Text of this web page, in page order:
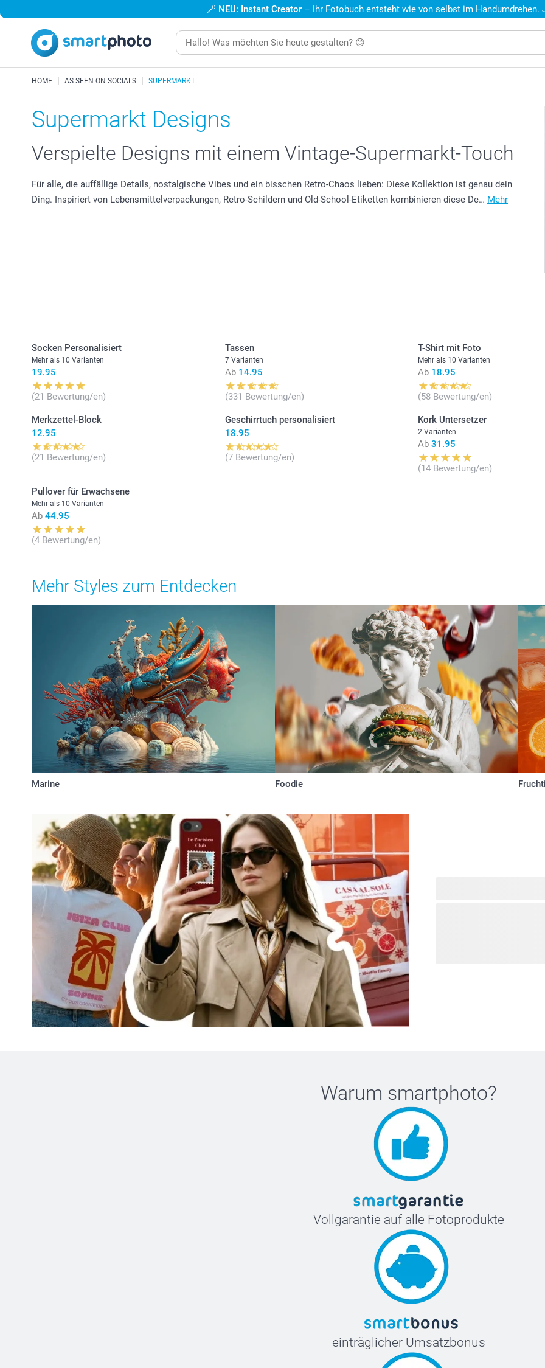
🪄 NEU: Instant Creator – Ihr Fotobuch entsteht wie von selbst im Handumdrehen.
HOME AS SEEN ON SOCIALS SUPERMARKT
Supermarkt Designs
Verspielte Designs mit einem Vintage-Supermarkt-Touch
Für alle, die auffällige Details, nostalgische Vibes und ein bisschen Retro-Chaos lieben: Diese Kollektion ist genau dein
Ding. Inspiriert von Lebensmittelverpackungen, Retro-Schildern und Old-School-Etiketten kombinieren diese De… Mehr
Socken Personalisiert
Mehr als 10 Varianten
19.95
(21 Bewertung/en)
Tassen
7 Varianten
Ab 14.95
(331 Bewertung/en)
T-Shirt mit Foto
Mehr als 10 Varianten
Ab 18.95
(58 Bewertung/en)
Merkzettel-Block
12.95
(21 Bewertung/en)
Geschirrtuch personalisiert
18.95
(7 Bewertung/en)
Kork Untersetzer
2 Varianten
Ab 31.95
(14 Bewertung/en)
Pullover für Erwachsene
Mehr als 10 Varianten
Ab 44.95
(4 Bewertung/en)
Mehr Styles zum Entdecken
Marine Foodie
Warum smartphoto?
Vollgarantie auf alle Fotoprodukte
einträglicher Umsatzbonus